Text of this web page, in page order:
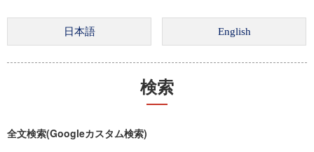
検索
全文検索(Googleカスタム検索)